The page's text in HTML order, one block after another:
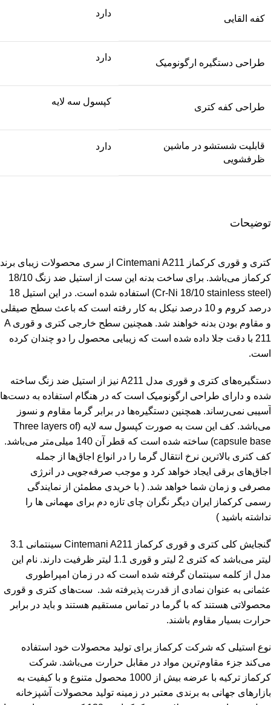
توضیحات
کتری و قوری کرکماز
Cintemani A211 از سری محصولات زیبای برند
کرکماز می‌باشد. برای ساخت بدنه این ست از استیل ضد زنگ 18/10
(Cr-Ni 18/10 stainless steel) استفاده شده است. در این استیل 18
درصد کروم و 10 درصد نیکل به کار رفته است که باعث سطح صیقلی
و مقاوم بودن بدنه خواهند شد. همچنین سطح خارجی کتری و قوری A
211 با دقت جلا داده شده است که زیبایی محصول را دو چندان کرده
است.
دستگیره‌های کتری و قوری
مدل A211 نیز از استیل ضد زنگ ساخته
شده و دارای طراحی ارگونومیک است که در هنگام استفاده به دست‌ها
آسیبی نمی‌رساند. همچنین دستگیره‌ها در برابر گرما مقاوم و نسوز
می‌باشد. کف این ست به صورت کپسول سه لایه (Three layers of
capsule base) ساخته شده است که قطر آن 140 میلی‌متر می‌باشد.
کف کتری بالاترین نرخ انتقال گرما را در انواع اجاق‌ها از جمله
اجاق‌های برقی ایجاد خواهد کرد و موجب صرفه‌جویی در انرژی
مصرفی و زمان شما خواهد شد. ( با خریدی مطمئن از نمایندگی
رسمی کرکماز ایران دیگر نگران چای تازه دم برای مهمانی ها را
نداشته باشید )
گنجایش کلی کتری و قوری کرکماز
Cintemani A211 سینتمانی 3.1
لیتر می‌باشد که کتری 2 لیتر و قوری 1.1 لیتر ظرفیت دارند. نام این
مدل از کلمه سینتمان گرفته شده است که در زمان امپراطوری
عثمانی به عنوان نمادی از قدرت پذیرفته شد. ست‌های کتری و قوری
محصولاتی هستند که با گرما در تماس مستقیم هستند و باید در برابر
حرارت بسیار مقاوم باشند.
نوع استیلی که شرکت کرکماز برای تولید محصولات خود استفاده
می‌کند جزء مقاوم‌ترین مواد در مقابل حرارت می‌باشد. شرکت
کرکماز ترکیه با عرضه بیش از 1000 محصول متنوع و با کیفیت به
بازارهای جهانی به برندی معتبر در زمینه تولید محصولات آشپزخانه
کفه القایی
دارد
طراحی دستگیره ارگونومیک
دارد
طراحی کفه کتری
کپسول سه لایه
قابلیت شستشو در ماشین
ظرفشویی
دارد